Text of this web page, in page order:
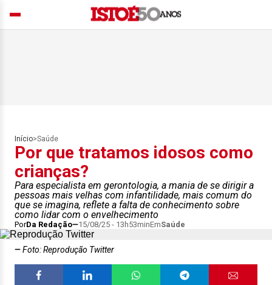
Início>Saúde
Por que tratamos idosos como
crianças?
Para especialista em gerontologia, a mania de se dirigir a
pessoas mais velhas com infantilidade, mais comum do
que se imagina, reflete a falta de conhecimento sobre
como lidar com o envelhecimento
PorDa Redação 15/08/25 - 13h53minEmSaúde
Foto: Reprodução Twitter